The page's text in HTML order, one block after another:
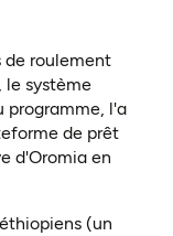
de roulement
le système
programme, l'a
de prêt
d'Oromia en
(un